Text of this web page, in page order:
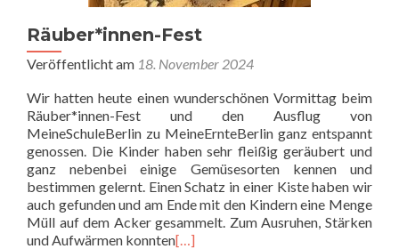
Räuber*innen-Fest
Veröffentlicht am 18. November 2024
Wir hatten heute einen wunderschönen Vormittag beim
Räuber*innen-Fest und den Ausflug von
MeineSchuleBerlin zu MeineErnteBerlin ganz entspannt
genossen. Die Kinder haben sehr fleißig geräubert und
ganz nebenbei einige Gemüsesorten kennen und
bestimmen gelernt. Einen Schatz in einer Kiste haben wir
auch gefunden und am Ende mit den Kindern eine Menge
Müll auf dem Acker gesammelt. Zum Ausruhen, Stärken
und Aufwärmen konnten[…]